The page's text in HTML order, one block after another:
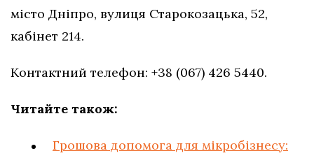
місто Дніпро, вулиця Старокозацька, 52,
кабінет 214.
Контактний телефон: +38 (067) 426 5440.
Читайте також:
Грошова допомога для мікробізнесу: